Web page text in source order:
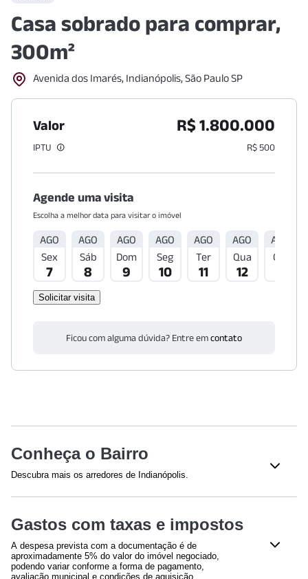
Casa sobrado para comprar,
300m²
Avenida dos Imarés, Indianópolis, São Paulo SP
Valor R$ 1.800.000
IPTU R$ 500
Agende uma visita
Escolha a melhor data para visitar o imóvel
AGO
Sex
7
AGO
Sáb
8
AGO
Dom
9
AGO
Seg
10
AGO
Ter
11
AGO
Qua
12
AGO
Qui
Solicitar visita
Ficou com alguma dúvida? Entre emcontato
Conheça o Bairro
Descubra mais os arredores de Indianópolis.
Ibirapuera Shopping(832m)
Saúde
Hospital Moriah - SP(145m)
Gastos com taxas e impostos
A despesa prevista com a documentação é de
aproximadamente 5% do valor do imóvel negociado,
podendo variar conforme a forma de pagamento,
avaliação municipal e condições de aquisição.